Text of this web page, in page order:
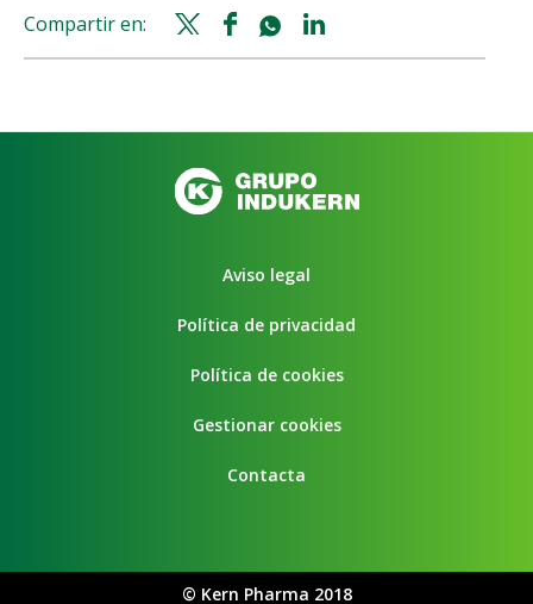
Compartir en:
Twitter
share
Facebook
share
Whatsapp
shareshare
Aviso legal
Política de privacidad
Política de cookies
Gestionar cookies
Contacta
© Kern Pharma 2018